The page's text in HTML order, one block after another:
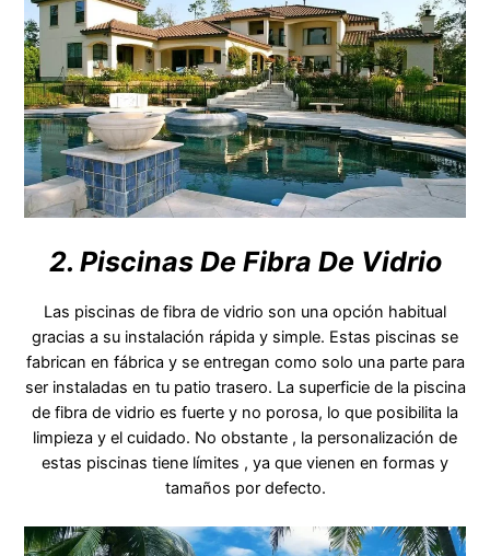
2. Piscinas De Fibra De Vidrio
Las piscinas de fibra de vidrio son una opción habitual
gracias a su instalación rápida y simple. Estas piscinas se
fabrican en fábrica y se entregan como solo una parte para
ser instaladas en tu patio trasero. La superficie de la piscina
de fibra de vidrio es fuerte y no porosa, lo que posibilita la
limpieza y el cuidado. No obstante , la personalización de
estas piscinas tiene límites , ya que vienen en formas y
tamaños por defecto.